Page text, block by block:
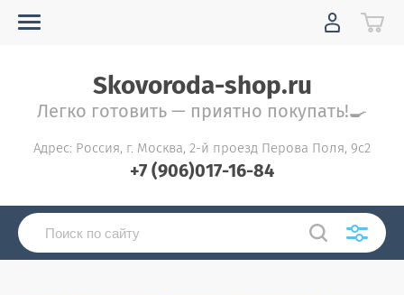
Skovoroda-shop.ru
Легко готовить — приятно покупать!🍳
Адрес: Россия, г. Москва, 2-й проезд Перова Поля, 9с2
+7 (906)017-16-84